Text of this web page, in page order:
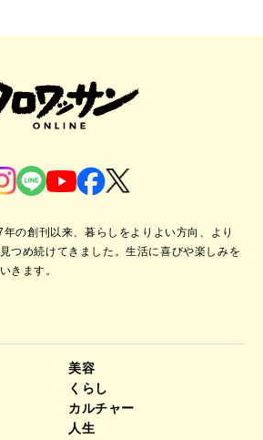
年の創刊以来、暮らしをよりよい方向、より
つめ続けてきました。生活に喜びや楽しみを
きます。
美容
くらし
カルチャー
人生